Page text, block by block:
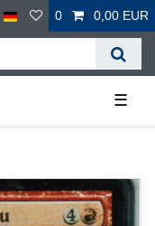
0 0,00 EUR
☰